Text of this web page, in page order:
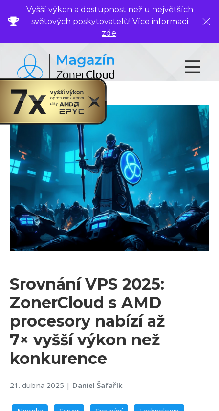
Vyšší výkon a dostupnost než u největších
světových poskytovatelů! Více informací
zde.
Srovnání VPS 2025:
ZonerCloud s AMD
procesory nabízí až
7× vyšší výkon než
konkurence
21. dubna 2025 | Daniel Šafařík